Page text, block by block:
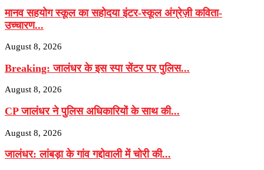
मानव सहयोग स्कूल का सहोदया इंटर-स्कूल अंग्रेज़ी कविता-
उच्चारण...
August 8, 2026
Breaking: जालंधर के इस स्पा सेंटर पर पुलिस...
August 8, 2026
CP जालंधर ने पुलिस अधिकारियों के साथ की...
August 8, 2026
जालंधर: लांबड़ा के गांव गद्दोवाली में चोरी की...